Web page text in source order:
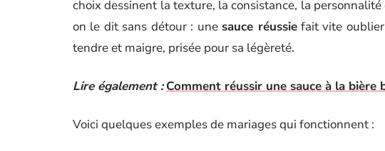
choix dessinent la texture, la consistance, la
on le dit sans détour : une sauce réussiefait vite
tendre et maigre, prisée pour sa légèreté.
Lire également : Comment réussir une sauce à la bière
Voici quelques exemples de mariages qui fonctionnent :